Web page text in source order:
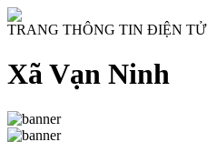
TRANG THÔNG TIN ĐIỆN TỬ
Xã Vạn Ninh